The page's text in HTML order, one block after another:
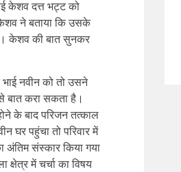
केशव दत्त भट्ट को
ने बताया कि उसके
केशव की बात सुनकर
नवीन को तो उसने
बात करा सकता है।
के बाद परिजन तत्काल
घर पहुंचा तो परिवार में
अंतिम संस्कार किया गया
में चर्चा का विषय